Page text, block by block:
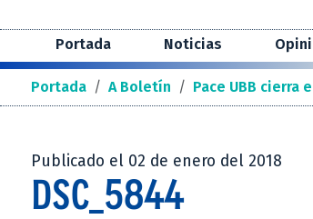
Portada Noticias
Portada / A Boletín / Pace UBB
Publicado el 02 de enero del 2018
DSC_5844